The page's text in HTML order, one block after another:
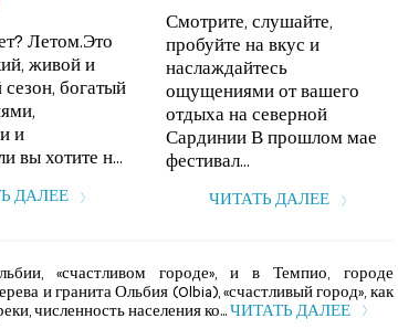
Летом.Это
живой и
богатый
и
вы хотите н...
ДАЛЕЕ
Смотрите, слушайте,
пробуйте на вкус и
наслаждайтесь
ощущениями от вашего
отдыха на северной
Сардинии В прошлом мае
фестивал...
ЧИТАТЬ ДАЛЕЕ
«счастливом городе», и в Темпио, городе
и гранита Ольбия (Olbia), «счастливый город», как
численность населения ко... ЧИТАТЬ ДАЛЕЕ